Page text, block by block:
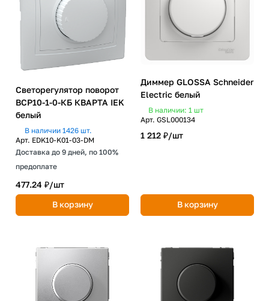
Светорегулятор поворот
ВСР10-1-0-КБ КВАРТА IEK
белый
В наличии 1426 шт.
Арт. EDK10-K01-03-DM
Доставка до 9 дней, по 100%
предоплате
477.24 ₽/шт
В корзину
Диммер GLOSSA Schneider
Electric белый
В наличии: 1 шт
Арт. GSL000134
1 212 ₽/шт
В корзину